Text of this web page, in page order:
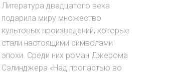
Литература двадцатого века
подарила миру множество
культовых произведений, которые
стали настоящими символами
эпохи. Среди них роман Джерома
Сэлинджера «Над пропастью во